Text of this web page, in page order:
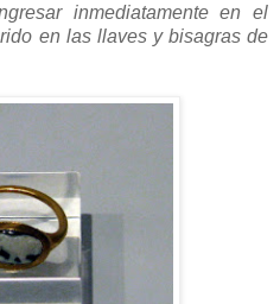
inmediatamente en el
en las llaves y bisagras de